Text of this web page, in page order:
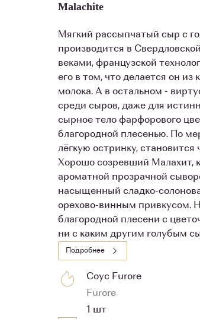
Malachite
Мягкий рассыпчатый сыр с
производится в
веками, французской
его в том, что делается он из
молока. А в остальном -
среди сыров, даже для
сырное тело фарфорового
благородной плесенью. По
лёгкую остринку, становится
Хорошо созревший Малахит,
ароматной прозрачной
насыщенный сладко-
орехово-винным привкусом.
благородной плесени с
ни с каким другим голубым
Подробнее
Соус Furore
Furore
1 шт